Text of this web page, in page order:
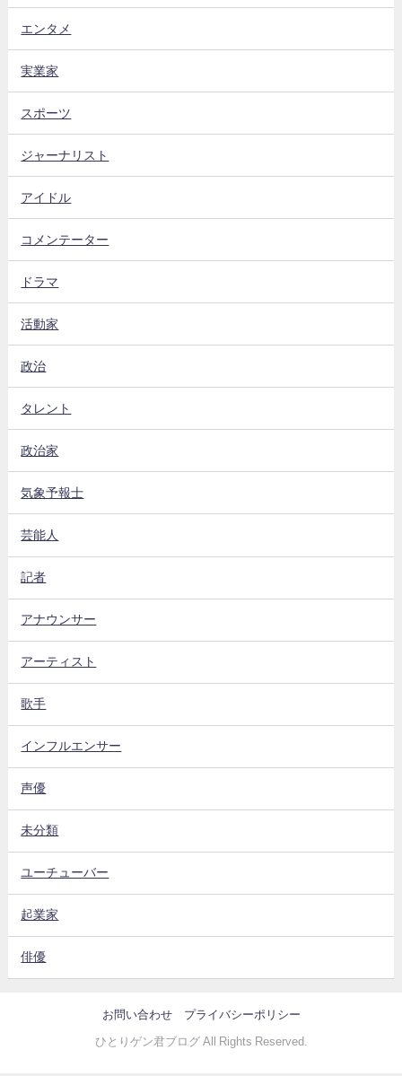
エンタメ
実業家
スポーツ
ジャーナリスト
アイドル
コメンテーター
ドラマ
活動家
政治
タレント
政治家
気象予報士
芸能人
記者
アナウンサー
アーティスト
歌手
インフルエンサー
声優
未分類
ユーチューバー
起業家
俳優
お問い合わせ プライバシーポリシー
ひとりゲン君ブログ All Rights Reserved.